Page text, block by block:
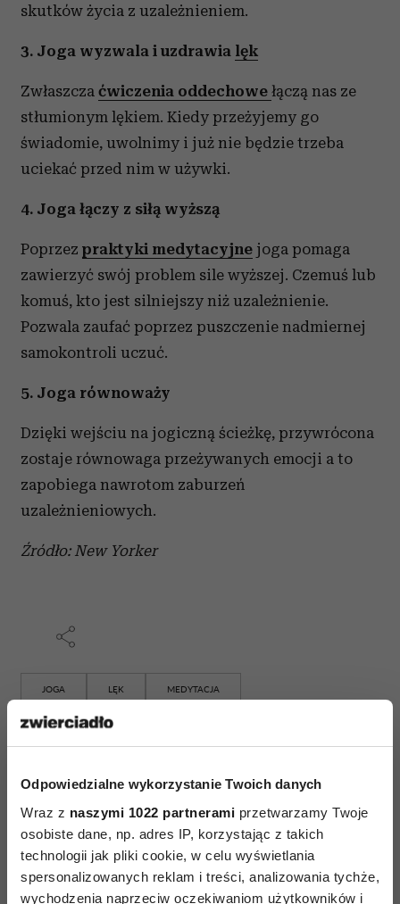
Odpowiedzialne wykorzystanie Twoich danych
Wraz z naszymi 1022 partnerami przetwarzamy Twoje
osobiste dane, np. adres IP, korzystając z takich
technologii jak pliki cookie, w celu wyświetlania
spersonalizowanych reklam i treści, analizowania tychże,
wychodzenia naprzeciw oczekiwaniom użytkowników i
skutków życia z uzależnieniem.
3. Joga wyzwala i uzdrawia lęk
Zwłaszcza ćwiczenia oddechowe łączą nas ze
stłumionym lękiem. Kiedy przeżyjemy go
świadomie, uwolnimy i już nie będzie trzeba
uciekać przed nim w używki.
4. Joga łączy z siłą wyższą
Poprzez praktyki medytacyjne joga pomaga
zawierzyć swój problem sile wyższej. Czemuś lub
komuś, kto jest silniejszy niż uzależnienie.
Pozwala zaufać poprzez puszczenie nadmiernej
samokontroli uczuć.
5. Joga równoważy
Dzięki wejściu na jogiczną ścieżkę, przywrócona
zostaje równowaga przeżywanych emocji a to
zapobiega nawrotom zaburzeń
uzależnieniowych.
Źródło: New Yorker
JOGA LĘK MEDYTACJA